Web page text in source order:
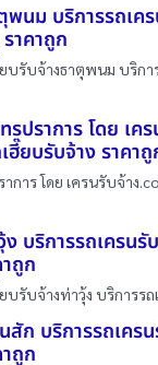
นม บริการรถเค
ราคาถูก
บรับจ้างธาตุพนม บริกา
รปราการ โดย เค
ฮี๊ยบรับจ้าง ราคา
การ โดย เครนรับจ้าง
บริการรถเครนรั
ถูก
บรับจ้างท่าวุ้ง บริการร
ก บริการรถเครน
ถูก